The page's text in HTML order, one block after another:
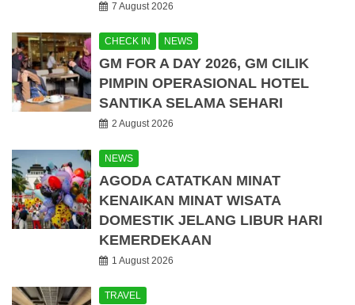
7 August 2026
CHECK IN NEWS
GM FOR A DAY 2026, GM CILIK
PIMPIN OPERASIONAL HOTEL
SANTIKA SELAMA SEHARI
2 August 2026
NEWS
AGODA CATATKAN MINAT
KENAIKAN MINAT WISATA
DOMESTIK JELANG LIBUR HARI
KEMERDEKAAN
1 August 2026
TRAVEL